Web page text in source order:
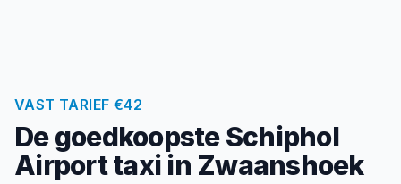
VAST TARIEF €42
De goedkoopste Schiphol
Airport taxi in Zwaanshoek